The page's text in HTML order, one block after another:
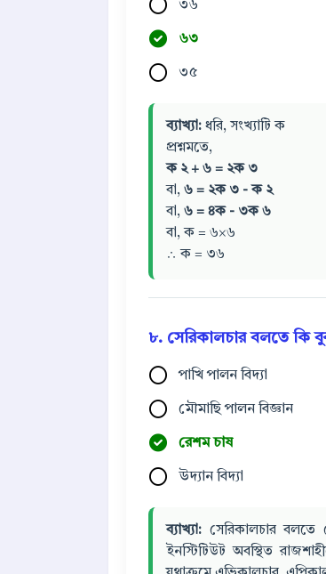
৩৬
৬৩
৩৫
ব্যাখ্যা: ধরি, সংখ্যাটি ক
প্রশ্নমতে,
ক ২ + ৬ = ২ক ৩
বা, ৬ = ২ক ৩ - ক ২
বা, ৬ = ৪ক - ৩ক ৬
বা, ক = ৬×৬
∴ ক = ৩৬
৮. সেরিকালচার বলতে কি
পাখি পালন বিদ্যা
মৌমাছি পালন বিজ্ঞান
রেশম চাষ
উদ্যান বিদ্যা
ব্যাখ্যা: সেরিকালচার বলতে
ইনস্টিটিউট অবস্থিত